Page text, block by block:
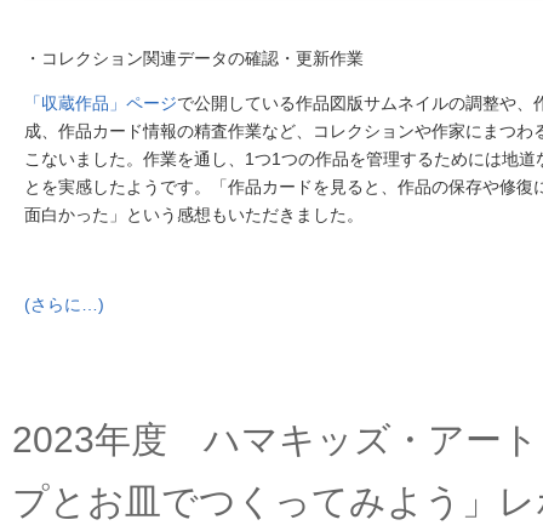
・コレクション関連データの確認・更新作業
「収蔵作品」ページで公開している作品図版サムネイルの調整や、
成、作品カード情報の精査作業など、コレクションや作家にまつわ
こないました。作業を通し、1つ1つの作品を管理するためには地
とを実感したようです。「作品カードを見ると、作品の保存や修復
面白かった」という感想もいただきました。
(さらに…)
2023年度 ハマキッズ・アー
プとお皿でつくってみよう」